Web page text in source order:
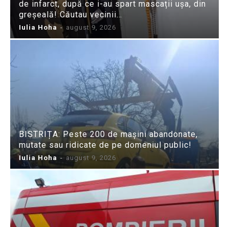
de infarct, după ce i-au spart mascații ușa, din
greșeală! Căutau vecinii…
Iulia Hoha - august 9, 2026
BISTRIȚA: Peste 200 de mașini abandonate,
mutate sau ridicate de pe domeniul public!
Iulia Hoha - august 9, 2026